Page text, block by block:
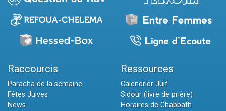
Raccourcis
Paracha de la semaine
Fêtes Juives
News
Ressources
Calendrier Juif
Sidour (livre de prière)
Horaires de Chabbath